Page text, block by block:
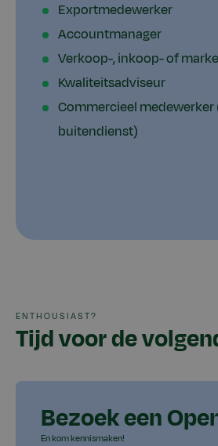
Exportmedewerker
Accountmanager
Verkoop-, inkoop- of
Kwaliteitsadviseur
Commercieel
buitendienst)
ENTHOUSIAST?
Tijd voor de
Bezoek een
En kom kennismaken!